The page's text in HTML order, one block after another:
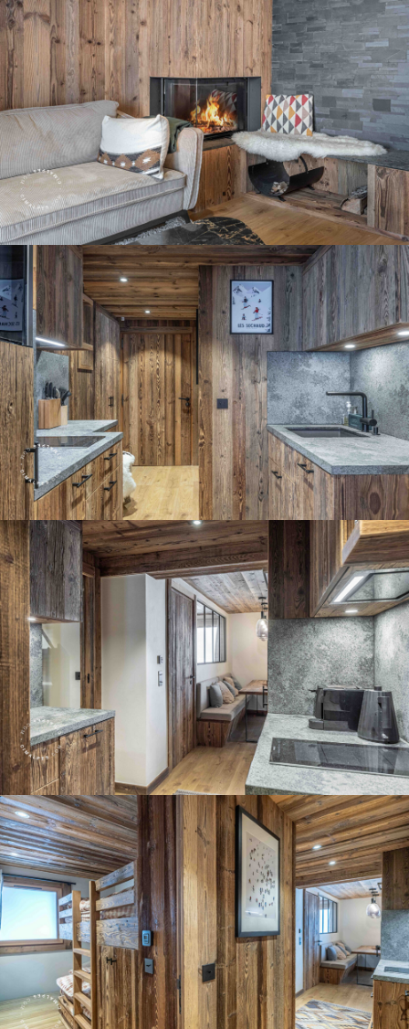
Panorama 2026
Etude annuelle de l'immobilier de montagne par Cimalpes
En savoir plus
Où trouver les plus beaux spots de ski hors-piste dans les Alpes
françaises ?
Vous attendez les chutes de neige comme d'autres guettent le lever
du soleil ? Vous snobez les pistes damées pour leur préférer les
grands espaces vierges de traces ? Vous faites sans doute partie de
ces adeptes du ski hors-piste. Découvrez notre sélection de secteurs
mythiques où la poudreuse se mérite - et se savoure.